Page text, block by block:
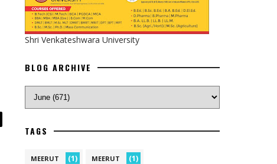
Shri Venkateshwara University
BLOG ARCHIVE
TAGS
MEERUT (1) MEERUT (1)